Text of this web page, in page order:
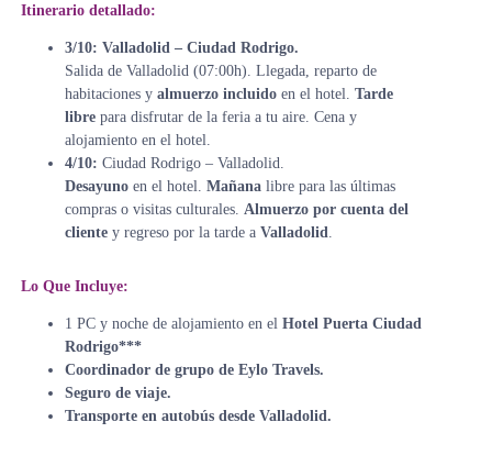
Itinerariodetallado:
3/10: Valladolid – Ciudad Rodrigo.
Salida de Valladolid (07:00h). Llegada, reparto de
habitaciones y almuerzo incluidoen el hotel. Tarde
librepara disfrutar de la feria a tu aire. Cena y
alojamiento en el hotel.
4/10: Ciudad Rodrigo – Valladolid.
Desayunoen el hotel. Mañanalibre para las últimas
compras o visitas culturales. Almuerzo por cuenta del
clientey regreso por la tarde a Valladolid
Lo Que Incluye:
1 PC y noche de alojamiento en el Hotel Puerta Ciudad
Rodrigo***
Coordinador de grupo de Eylo Travels.
Seguro de viaje.
Transporte en autobús desde Valladolid.